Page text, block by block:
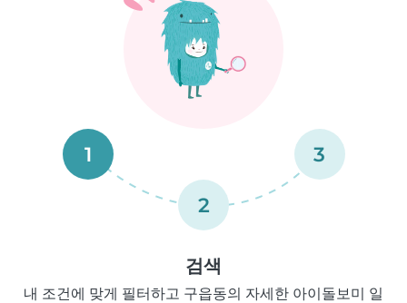
1
2
3
검색
내 조건에 맞게 필터하고 구읍동의 자세한 아이돌보미 일